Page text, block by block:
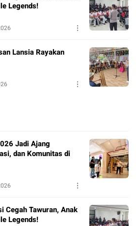
Legends!
Lansia Rayakan
Jadi Ajang
dan Komunitas di
Cegah Tawuran, Anak
Legends!